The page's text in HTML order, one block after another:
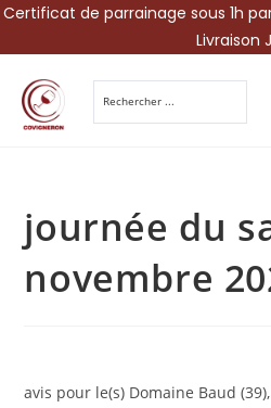
Certificat de parrainage sous 1h
Livraison
journée du
novembre
avis pour le(s) Domaine Baud